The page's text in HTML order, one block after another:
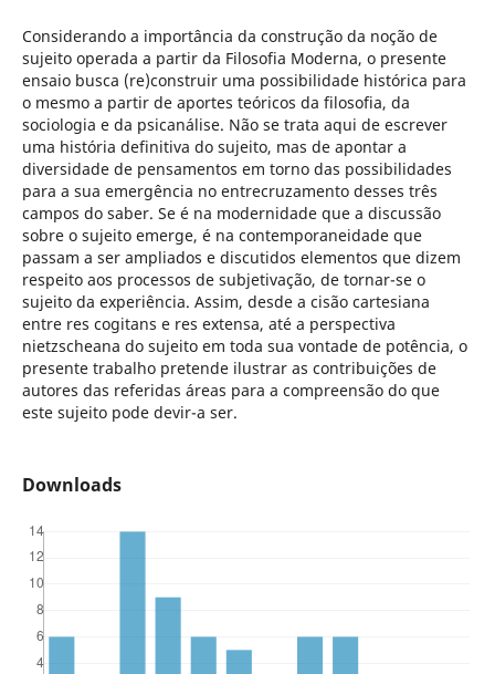
Considerando a importância da construção da noção de
sujeito operada a partir da Filosofia Moderna, o presente
ensaio busca (re)construir uma possibilidade histórica para
o mesmo a partir de aportes teóricos da filosofia, da
sociologia e da psicanálise. Não se trata aqui de escrever
uma história definitiva do sujeito, mas de apontar a
diversidade de pensamentos em torno das possibilidades
para a sua emergência no entrecruzamento desses três
campos do saber. Se é na modernidade que a discussão
sobre o sujeito emerge, é na contemporaneidade que
passam a ser ampliados e discutidos elementos que dizem
respeito aos processos de subjetivação, de tornar-se o
sujeito da experiência. Assim, desde a cisão cartesiana
entre res cogitans e res extensa, até a perspectiva
nietzscheana do sujeito em toda sua vontade de potência, o
presente trabalho pretende ilustrar as contribuições de
autores das referidas áreas para a compreensão do que
este sujeito pode devir-a ser.
Downloads